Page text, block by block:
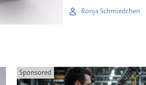
Ronja Schmiedchen
Sponsored